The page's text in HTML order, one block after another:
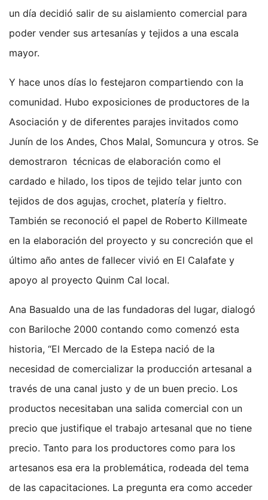
un día decidió salir de su aislamiento comercial para
poder vender sus artesanías y tejidos a una escala
mayor.
Y hace unos días lo festejaron compartiendo con la
comunidad. Hubo exposiciones de productores de la
Asociación y de diferentes parajes invitados como
Junín de los Andes, Chos Malal, Somuncura y otros. Se
demostraron técnicas de elaboración como el
cardado e hilado, los tipos de tejido telar junto con
tejidos de dos agujas, crochet, platería y fieltro.
También se reconoció el papel de Roberto Killmeate
en la elaboración del proyecto y su concreción que el
último año antes de fallecer vivió en El Calafate y
apoyo al proyecto Quinm Cal local.
Ana Basualdo una de las fundadoras del lugar, dialogó
con Bariloche 2000 contando como comenzó esta
historia, “El Mercado de la Estepa nació de la
necesidad de comercializar la producción artesanal a
través de una canal justo y de un buen precio. Los
productos necesitaban una salida comercial con un
precio que justifique el trabajo artesanal que no tiene
precio. Tanto para los productores como para los
artesanos esa era la problemática, rodeada del tema
de las capacitaciones. La pregunta era como acceder